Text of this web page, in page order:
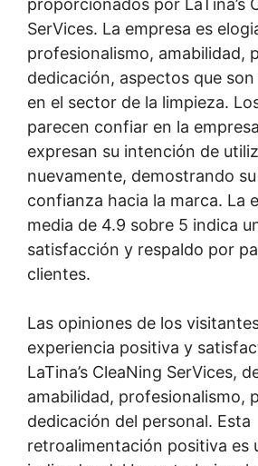
proporcionados por LaTina’s
SerVices. La empresa es
profesionalismo, amabilidad,
dedicación, aspectos que
en el sector de la limpieza.
parecen confiar en la
expresan su intención de
nuevamente, demostrando
confianza hacia la marca. La
media de 4.9 sobre 5 indica
satisfacción y respaldo por
clientes.
Las opiniones de los
experiencia positiva y
LaTina’s CleaNing SerVices,
amabilidad, profesionalismo,
dedicación del personal. Esta
retroalimentación positiva es